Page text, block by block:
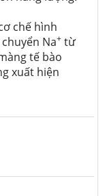
chế hình
Na+ từ
tế bào
xuất hiện